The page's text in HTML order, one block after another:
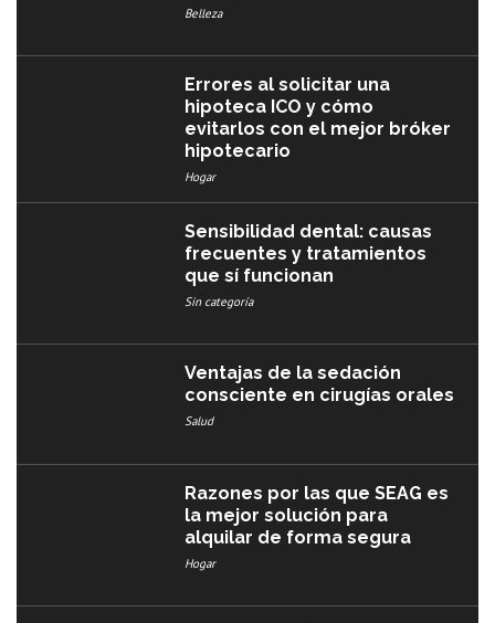
Belleza
Errores al solicitar una
hipoteca ICO y cómo
evitarlos con el mejor bróker
hipotecario
Hogar
Sensibilidad dental: causas
frecuentes y tratamientos
que sí funcionan
Sin categoría
Ventajas de la sedación
consciente en cirugías orales
Salud
Razones por las que SEAG es
la mejor solución para
alquilar de forma segura
Hogar